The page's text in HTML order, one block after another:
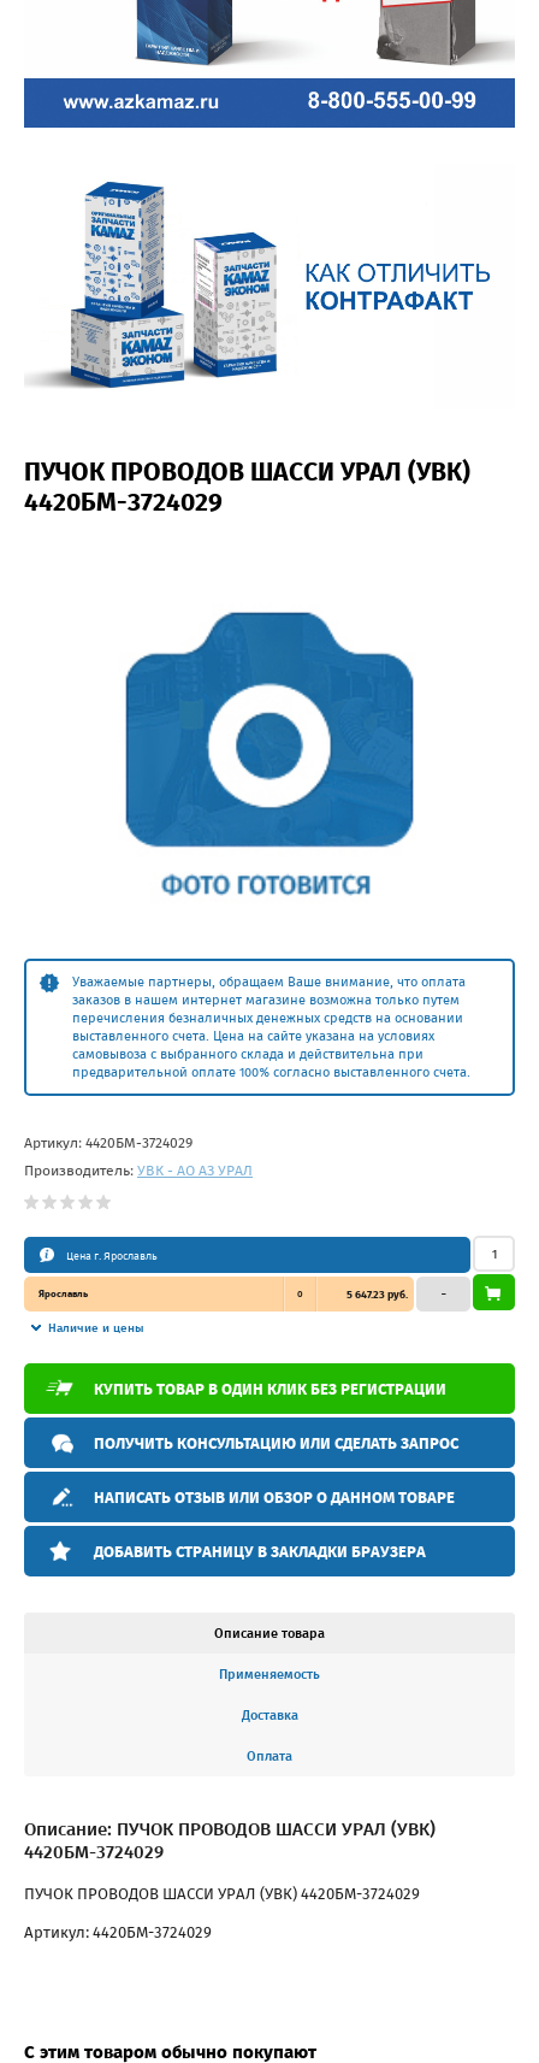
ПУЧОК ПРОВОДОВ ШАССИ УРАЛ (УВК)
4420БМ-3724029
Уважаемые партнеры, обращаем Ваше внимание, что оплата
заказов в нашем интернет магазине возможна только путем
перечисления безналичных денежных средств на основании
выставленного счета. Цена на сайте указана на условиях
самовывоза с выбранного склада и действительна при
предварительной оплате 100% согласно выставленного счета.
Артикул: 4420БМ-3724029
Производитель: УВК - АО АЗ УРАЛ
Цена г. Ярославль
Ярославль 0 5 647.23 руб.
Наличие и цены
–
КУПИТЬ ТОВАР В ОДИН КЛИК БЕЗ РЕГИСТРАЦИИ
ПОЛУЧИТЬ КОНСУЛЬТАЦИЮ ИЛИ СДЕЛАТЬ ЗАПРОС
НАПИСАТЬ ОТЗЫВ ИЛИ ОБЗОР О ДАННОМ ТОВАРЕ
ДОБАВИТЬ СТРАНИЦУ В ЗАКЛАДКИ БРАУЗЕРА
Описание товара
Применяемость
Доставка
Оплата
Описание: ПУЧОК ПРОВОДОВ ШАССИ УРАЛ (УВК)
4420БМ-3724029
ПУЧОК ПРОВОДОВ ШАССИ УРАЛ (УВК) 4420БМ-3724029
Артикул: 4420БМ-3724029
С этим товаром обычно покупают